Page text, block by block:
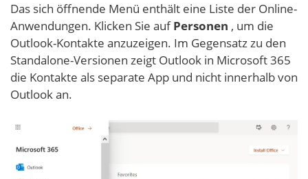
Das sich öffnende Menü enthält eine Liste der Online-
Anwendungen. Klicken Sie aufPersonen , um die
Outlook-Kontakte anzuzeigen. Im Gegensatz zu den
Standalone-Versionen zeigt Outlook in Microsoft 365
die Kontakte als separate App und nicht innerhalb von
Outlook an.